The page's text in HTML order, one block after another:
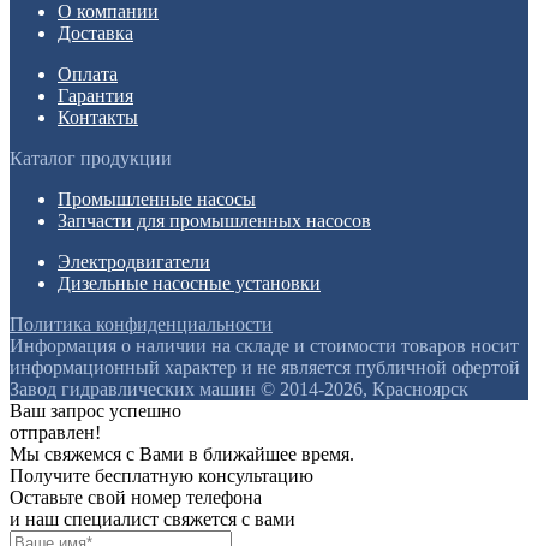
О компании
Доставка
Оплата
Гарантия
Контакты
Каталог продукции
Промышленные насосы
Запчасти для промышленных насосов
Электродвигатели
Дизельные насосные установки
Политика конфиденциальности
Информация о наличии на складе и стоимости товаров носит
информационный характер и не является публичной офертой
Завод гидравлических машин © 2014-2026, Красноярск
Ваш запрос успешно
отправлен!
Мы свяжемся с Вами в ближайшее время.
Получите бесплатную консультацию
Оставьте свой номер телефона
и наш специалист свяжется с вами